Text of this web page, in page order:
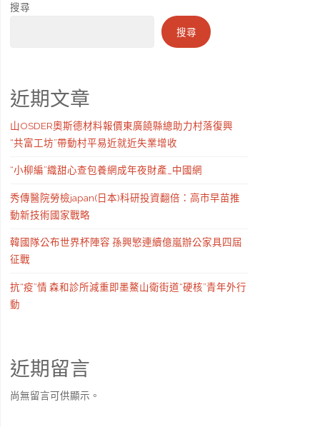
搜尋
搜尋
近期文章
山OSDER奧斯德材料報價東廣饒縣總助力村落復興
“共富工坊”帶動村平易近就近失業增收
“小柳編”織甜心查包養網成年夜財產_中國網
秀傳醫院勞檢japan(日本)科研投資翻倍：高市早苗推
動新技術國家戰略
韓國隊公布世界杯陣容 孫興慜連續億嵐辦公家具四屆
征戰
抗“疫”情 森和診所減重即墨鰲山衛街道“硬核”青年外行
動
近期留言
尚無留言可供顯示。